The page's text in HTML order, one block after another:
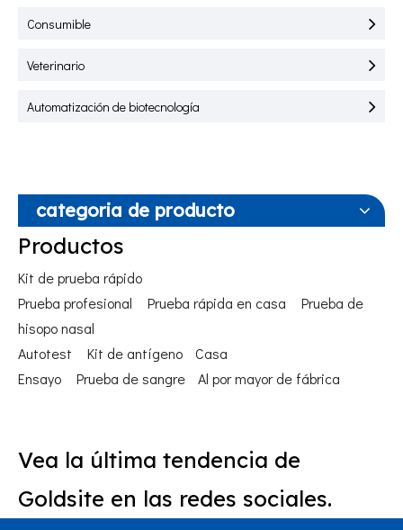
Consumible
Veterinario
Automatización de biotecnología
categoria de producto
Productos
Kit de prueba rápido
Prueba profesional
Prueba rápida en casa
Prueba de
hisopo nasal
Autotest
Kit de antígeno
Casa
Ensayo
Prueba de sangre Al por mayor de fábrica
Vea la última tendencia de
Goldsite en las redes sociales.